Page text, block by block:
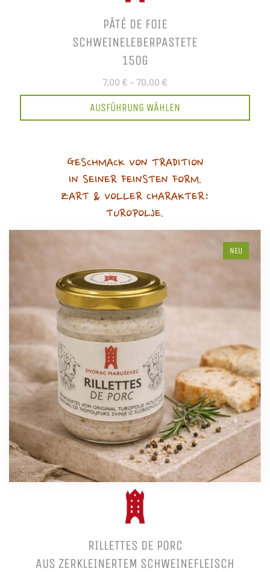
PÂTÉ DE FOIE
SCHWEINELEBERPASTETE
150G
7,00 € – 70,00 €
AUSFÜHRUNG WÄHLEN
GESCHMACK VON TRADITION
IN SEINER FEINSTEN FORM.
ZART & VOLLER CHARAKTER:
TUROPOLJE.
NEU
RILLETTES DE PORC
AUS ZERKLEINERTEM SCHWEINEFLEISCH